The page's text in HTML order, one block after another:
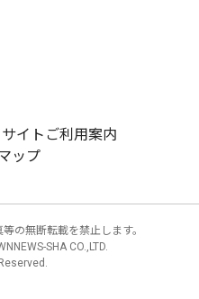
サイトご利用案内
ップ
の無断転載を禁止します。
SHA CO.,LTD.